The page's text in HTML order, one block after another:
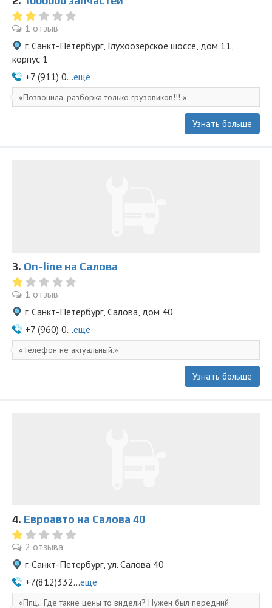
1 отзыв
г. Санкт-Петербург, Глухоозерское шоссе, дом 11,
корпус 1
+7 (911) 0...ещё
Позвонила, разборка только грузовиков!!!
Узнать больше
3. On-line на Салова
1 отзыв
г. Санкт-Петербург, Салова, дом 40
+7 (960) 0...ещё
Телефон не актуальный.
Узнать больше
4. Евроавто на Салова 40
2 отзыва
г. Санкт-Петербург, ул. Салова 40
+7(812)332...ещё
Ппц.. Где такие цены то видели? Нужен был передний